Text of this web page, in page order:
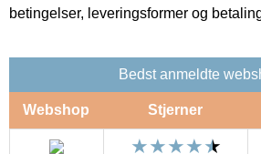
betingelser, leveringsformer og
Bedst anmeldte
Webshop Stjerner